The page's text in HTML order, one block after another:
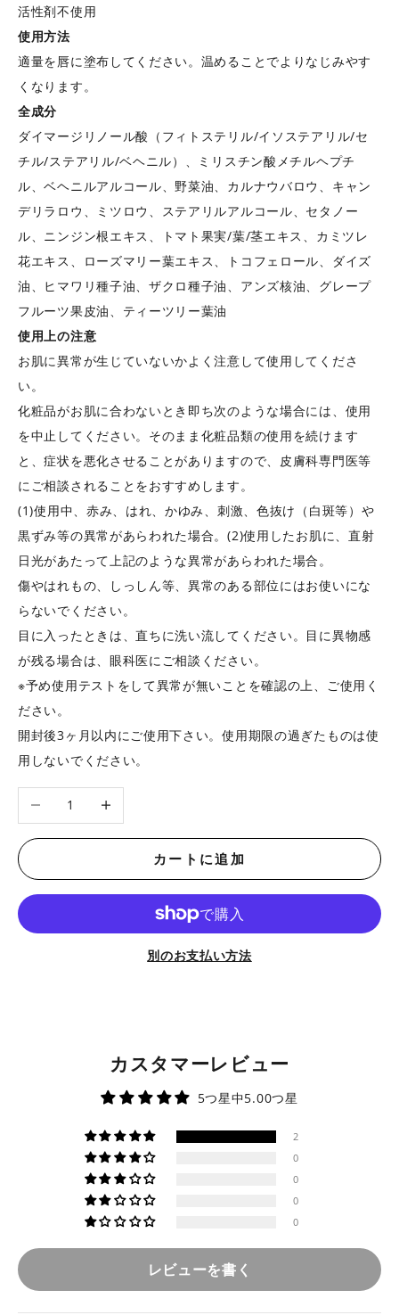
活性剤不使用
使用方法
適量を唇に塗布してください。温めることでよりなじみやす
くなります。
全成分
ダイマージリノール酸（フィトステリル/イソステアリル/セ
チル/ステアリル/ベヘニル）、ミリスチン酸メチルヘプチ
ル、ベヘニルアルコール、野菜油、カルナウバロウ、キャン
デリラロウ、ミツロウ、ステアリルアルコール、セタノー
ル、ニンジン根エキス、トマト果実/葉/茎エキス、カミツレ
花エキス、ローズマリー葉エキス、トコフェロール、ダイズ
油、ヒマワリ種子油、ザクロ種子油、アンズ核油、グレープ
フルーツ果皮油、ティーツリー葉油
使用上の注意
お肌に異常が生じていないかよく注意して使用してくださ
い。
化粧品がお肌に合わないとき即ち次のような場合には、使用
を中止してください。そのまま化粧品類の使用を続けます
と、症状を悪化させることがありますので、皮膚科専門医等
にご相談されることをおすすめします。
(1)使用中、赤み、はれ、かゆみ、刺激、色抜け（白斑等）や
黒ずみ等の異常があらわれた場合。(2)使用したお肌に、直射
日光があたって上記のような異常があらわれた場合。
傷やはれもの、しっしん等、異常のある部位にはお使いにな
らないでください。
目に入ったときは、直ちに洗い流してください。目に異物感
が残る場合は、眼科医にご相談ください。
※予め使用テストをして異常が無いことを確認の上、ご使用く
ださい。
開封後3ヶ月以内にご使用下さい。使用期限の過ぎたものは使
用しないでください。
数量を減らす 数量を増やす
カートに追加
別のお支払い方法
カスタマーレビュー
5つ星中5.00つ星
2
0
0
0
0
レビューを書く